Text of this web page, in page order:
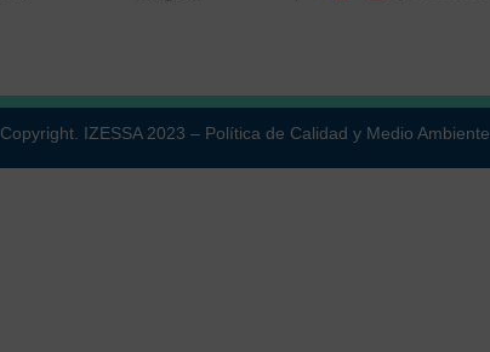
Copyright. IZESSA 2023 – Política de Calidad y Medio Ambiente